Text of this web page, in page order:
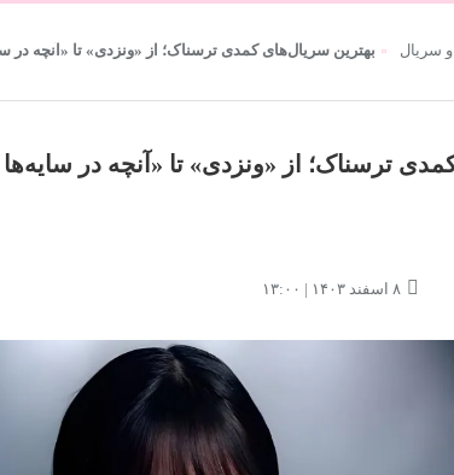
و سریال بهترین سریال‌های کمدی ترسناک؛ از «ونزدی» تا «آنچه در
ترسناک؛ از «ونزدی» تا «آنچه در سایه‌ها
۸ اسفند ۱۴۰۳ | ۱۳:۰۰ ۱۰۴,۳۷۵,۲۰۰